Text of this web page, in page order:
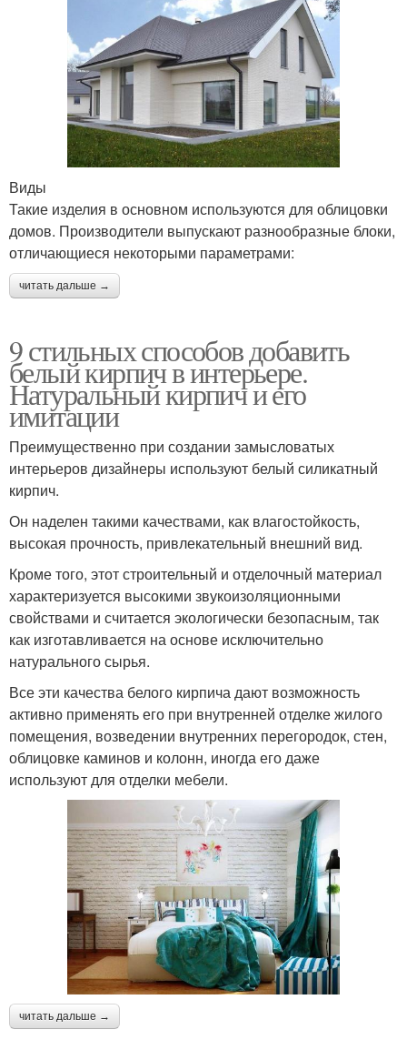
Виды
Такие изделия в основном используются для облицовки
домов. Производители выпускают разнообразные блоки,
отличающиеся некоторыми параметрами:
читать дальше →
9 стильных способов добавить
белый кирпич в интерьере.
Натуральный кирпич и его
имитации
Преимущественно при создании замысловатых
интерьеров дизайнеры используют белый силикатный
кирпич.
Он наделен такими качествами, как влагостойкость,
высокая прочность, привлекательный внешний вид.
Кроме того, этот строительный и отделочный материал
характеризуется высокими звукоизоляционными
свойствами и считается экологически безопасным, так
как изготавливается на основе исключительно
натурального сырья.
Все эти качества белого кирпича дают возможность
активно применять его при внутренней отделке жилого
помещения, возведении внутренних перегородок, стен,
облицовке каминов и колонн, иногда его даже
используют для отделки мебели.
читать дальше →